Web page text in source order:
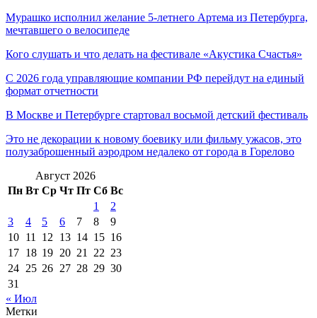
Мурашко исполнил желание 5-летнего Артема из Петербурга,
мечтавшего о велосипеде
Кого слушать и что делать на фестивале «Акустика Счастья»
С 2026 года управляющие компании РФ перейдут на единый
формат отчетности
В Москве и Петербурге стартовал восьмой детский фестиваль
Это не декорации к новому боевику или фильму ужасов, это
полузаброшенный аэродром недалеко от города в Горелово
Август 2026
Пн Вт Ср Чт Пт Сб Вс
1
2
3
4 5 6 7 8
9
10 11 12 13 14 15 16
17 18 19 20 21 22 23
24 25 26 27 28 29 30
31
« Июл
Метки